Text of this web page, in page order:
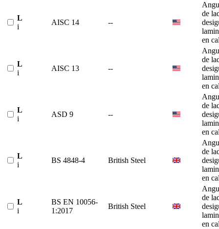
L
i
AISC 14 --
de
en
L
i
AISC 13 --
de
en
L
i
ASD 9 --
de
en
L
i
BS 4848-4 British Steel
de
en
L
i
BS EN 10056-
1:2017
British Steel
de
en